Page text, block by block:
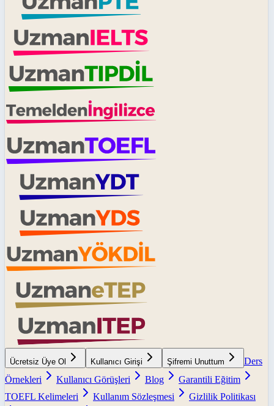
Ücretsiz Üye Ol Kullanıcı Girişi Şifremi Unuttum
Ders
Örnekleri
Kullanıcı Görüşleri Blog
Garantili Eğitim
TOEFL Kelimeleri
Kullanım Sözleşmesi
Gizlilik Politikası